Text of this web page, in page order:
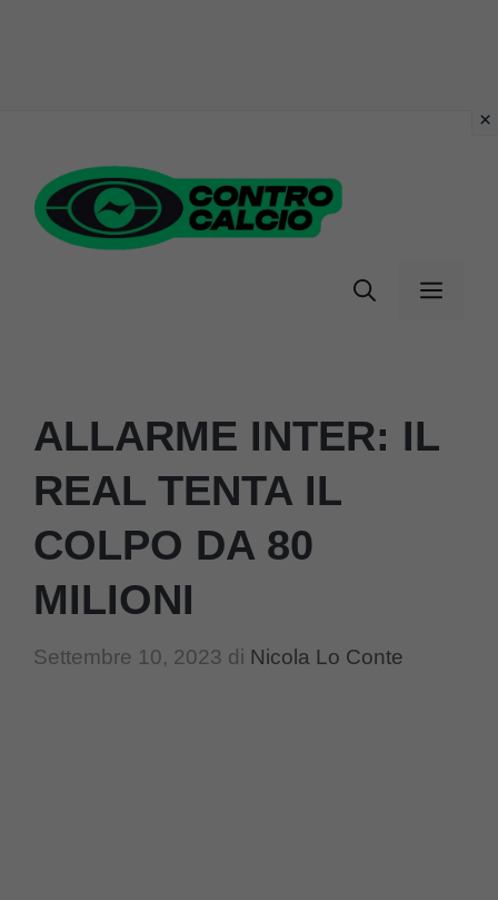
contenuto
Menu
ALLARME INTER: IL
REAL TENTA IL
COLPO DA 80
MILIONI
Settembre 10, 2023 di Nicola Lo Conte